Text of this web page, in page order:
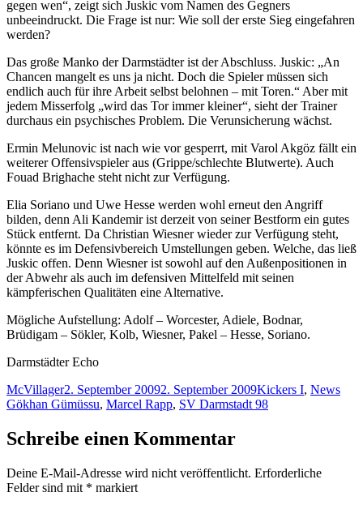
gegen wen“, zeigt sich Juskic vom Namen des Gegners
unbeeindruckt. Die Frage ist nur: Wie soll der erste Sieg eingefahren
werden?
Das große Manko der Darmstädter ist der Abschluss. Juskic: „An
Chancen mangelt es uns ja nicht. Doch die Spieler müssen sich
endlich auch für ihre Arbeit selbst belohnen – mit Toren.“ Aber mit
jedem Misserfolg „wird das Tor immer kleiner“, sieht der Trainer
durchaus ein psychisches Problem. Die Verunsicherung wächst.
Ermin Melunovic ist nach wie vor gesperrt, mit Varol Akgöz fällt ein
weiterer Offensivspieler aus (Grippe/schlechte Blutwerte). Auch
Fouad Brighache steht nicht zur Verfügung.
Elia Soriano und Uwe Hesse werden wohl erneut den Angriff
bilden, denn Ali Kandemir ist derzeit von seiner Bestform ein gutes
Stück entfernt. Da Christian Wiesner wieder zur Verfügung steht,
könnte es im Defensivbereich Umstellungen geben. Welche, das ließ
Juskic offen. Denn Wiesner ist sowohl auf den Außenpositionen in
der Abwehr als auch im defensiven Mittelfeld mit seinen
kämpferischen Qualitäten eine Alternative.
Mögliche Aufstellung: Adolf – Worcester, Adiele, Bodnar,
Brüdigam – Sökler, Kolb, Wiesner, Pakel – Hesse, Soriano.
Darmstädter Echo
Autor
McVillagerVeröffentlicht
am
2. September 20092. September 2009Kategorien
Kickers I, News
Gökhan Gümüssu, Marcel Rapp, SV Darmstadt 98
Schreibe einen Kommentar
Deine E-Mail-Adresse wird nicht veröffentlicht. Erforderliche
Felder sind mit * markiert